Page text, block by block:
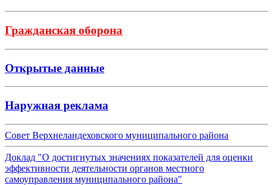
Гражданская оборона
Открытые данные
Наружная реклама
Совет Верхнеландеховского муниципального района
Доклад "О достигнутых значениях показателей для оценки
эффективности деятельности органов местного
самоуправления муниципального района"